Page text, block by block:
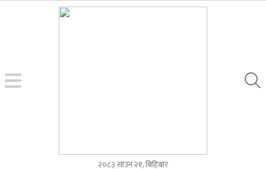
२०८३ साउन २१, बिहिबार